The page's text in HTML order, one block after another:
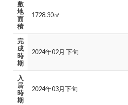
敷
地
面
積
1728.30㎡
完
成
時
期
2024年02月 下旬
入
居
時
期
2024年03月下旬